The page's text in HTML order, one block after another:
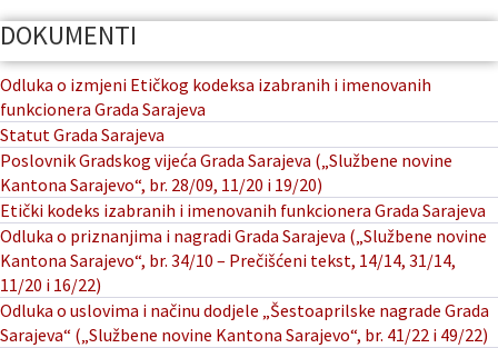
DOKUMENTI
Odluka o izmjeni Etičkog kodeksa izabranih i imenovanih
funkcionera Grada Sarajeva
Statut Grada Sarajeva
Poslovnik Gradskog vijeća Grada Sarajeva („Službene novine
Kantona Sarajevo“, br. 28/09, 11/20 i 19/20)
Etički kodeks izabranih i imenovanih funkcionera Grada Sarajeva
Odluka o priznanjima i nagradi Grada Sarajeva („Službene novine
Kantona Sarajevo“, br. 34/10 – Prečišćeni tekst, 14/14, 31/14,
11/20 i 16/22)
Odluka o uslovima i načinu dodjele „Šestoaprilske nagrade Grada
Sarajeva“ („Službene novine Kantona Sarajevo“, br. 41/22 i 49/22)